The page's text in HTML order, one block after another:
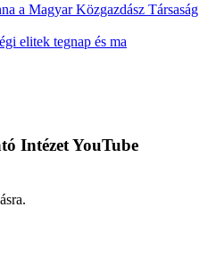
a Magyar Közgazdász Társaság
elitek tegnap és ma
Intézet YouTube